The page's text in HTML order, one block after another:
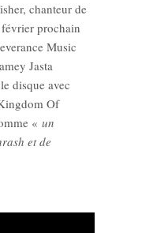
chanteur de
prochain
Music
Jasta
disque avec
Of
« un
et de